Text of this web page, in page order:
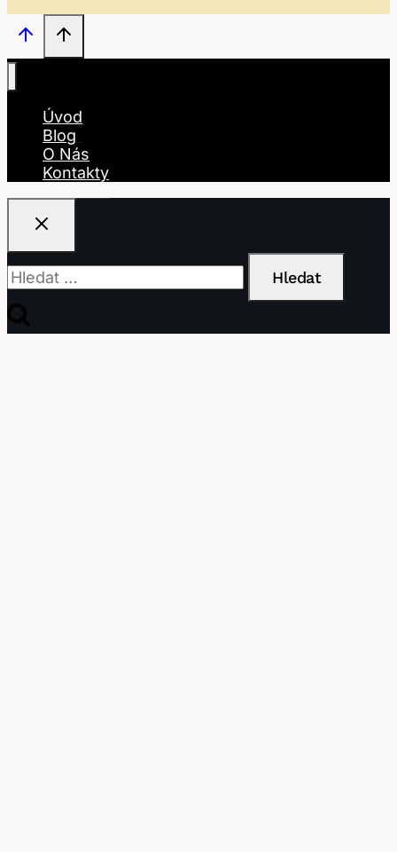
Úvod
Blog
O Nás
Kontakty
Vyhledávání